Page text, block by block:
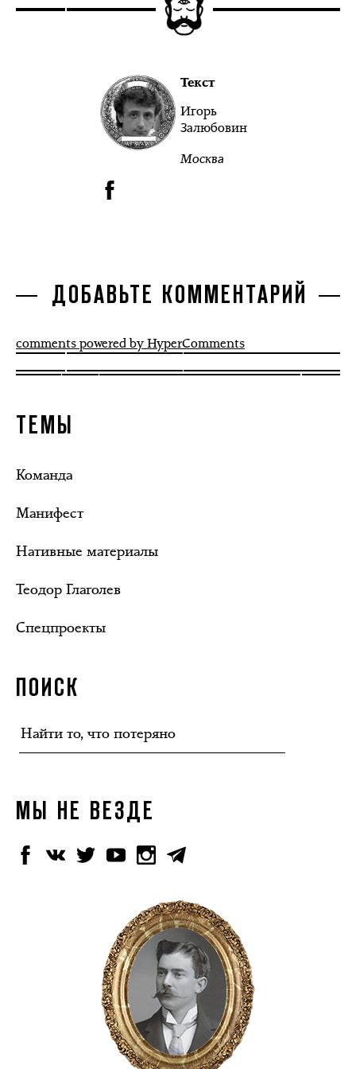
Текст
Игорь
Залюбовин
Москва
ДОБАВЬТЕ КОММЕНТАРИЙ
comments powered by HyperComments
ТЕМЫ
Команда
Манифест
Нативные материалы
Теодор Глаголев
Спецпроекты
ПОИСК
МЫ НЕ ВЕЗДЕ